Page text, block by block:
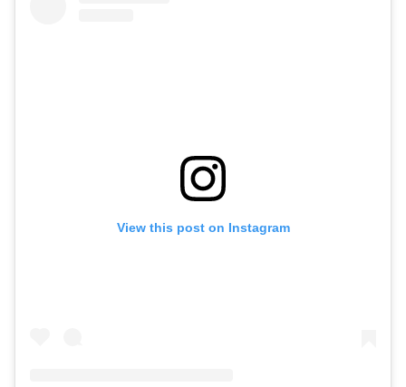
View this post on Instagram